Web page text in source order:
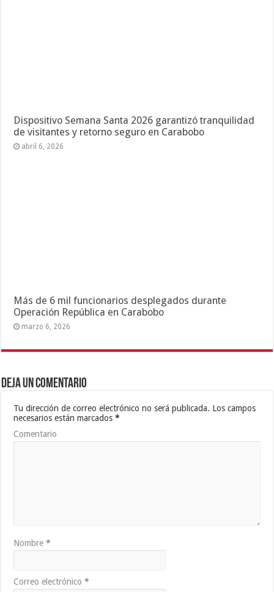
Dispositivo Semana Santa 2026 garantizó tranquilidad
de visitantes y retorno seguro en Carabobo
abril 6, 2026
Más de 6 mil funcionarios desplegados durante
Operación República en Carabobo
marzo 6, 2026
Deja un comentario
Tu dirección de correo electrónico no será publicada. Los campos
necesarios están marcados*
Comentario
Nombre*
Correo electrónico*